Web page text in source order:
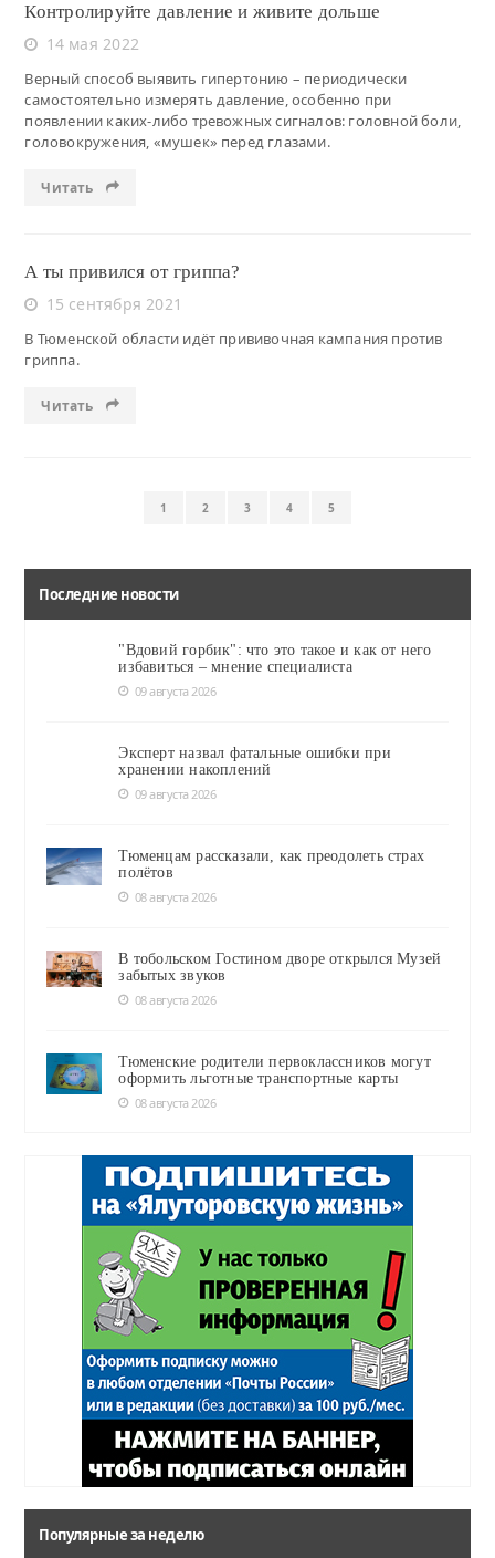
Контролируйте давление и живите дольше
14 мая 2022
Верный способ выявить гипертонию – периодически
самостоятельно измерять давление, особенно при
появлении каких-либо тревожных сигналов: головной боли,
головокружения, «мушек» перед глазами.
Читать
А ты привился от гриппа?
15 сентября 2021
В Тюменской области идёт прививочная кампания против
гриппа.
Читать
1 2 3 4 5
Последние новости
"Вдовий горбик": что это такое и как от него
избавиться – мнение специалиста
09 августа 2026
Эксперт назвал фатальные ошибки при
хранении накоплений
09 августа 2026
Тюменцам рассказали, как преодолеть страх
полётов
08 августа 2026
В тобольском Гостином дворе открылся Музей
забытых звуков
08 августа 2026
Тюменские родители первоклассников могут
оформить льготные транспортные карты
08 августа 2026
Популярные за неделю